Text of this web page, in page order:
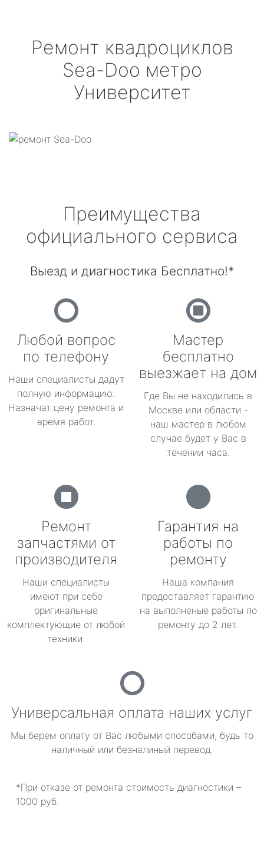
Ремонт квадроциклов
Sea-Doo метро
Университет
Преимущества
официального сервиса
Выезд и диагностика Бесплатно!*
Любой вопрос
по телефону
Наши специалисты дадут
полную информацию.
Назначат цену ремонта и
время работ.
Мастер
бесплатно
выезжает на дом
Где Вы не находились в
Москве или области -
наш мастер в любом
случае будет у Вас в
течении часа.
Ремонт
запчастями от
производителя
Наши специалисты
имеют при себе
оригинальные
комплектующие от любой
техники.
Гарантия на
работы по
ремонту
Наша компания
предоставляет гарантию
на выполненые работы по
ремонту до 2 лет.
Универсальная оплата наших услуг
Мы берем оплату от Вас любыми способами, будь то
наличный или безналиный перевод.
*При отказе от ремонта стоимость диагностики –
1000 руб.